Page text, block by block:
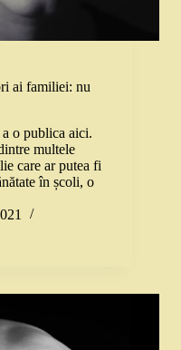
ai familiei: nu
o publica aici.
multele
care ar putea fi
în școli, o